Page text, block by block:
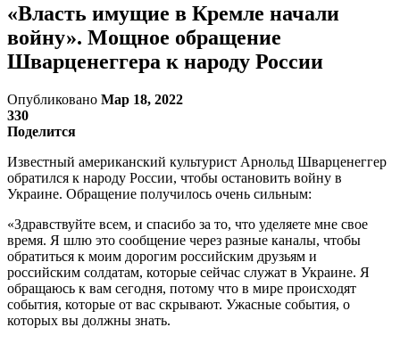
«Власть имущие в Кремле начали
войну». Мощное обращение
Шварценеггера к народу России
Опубликовано Мар 18, 2022
330
Поделится
Известный американский культурист Арнольд Шварценеггер
обратился к народу России, чтобы остановить войну в
Украине. Обращение получилось очень сильным:
«Здравствуйте всем, и спасибо за то, что уделяете мне свое
время. Я шлю это сообщение через разные каналы, чтобы
обратиться к моим дорогим российским друзьям и
российским солдатам, которые сейчас служат в Украине. Я
обращаюсь к вам сегодня, потому что в мире происходят
события, которые от вас скрывают. Ужасные события, о
которых вы должны знать.